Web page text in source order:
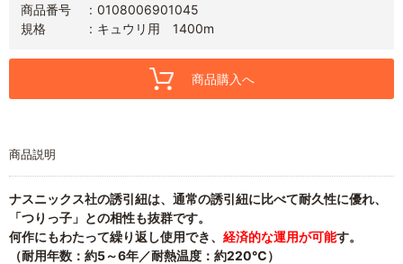
商品番号
0108006901045
規格
キュウリ用 1400m
商品購入へ
商品説明
ナスニックス社の誘引紐は、通常の誘引紐に比べて耐久性に優れ、
「つりっ子」との相性も抜群です。
何作にもわたって繰り返し使用でき、 経済的な運用が可能す。
（耐用年数：約5～6年／耐熱温度：約220℃）